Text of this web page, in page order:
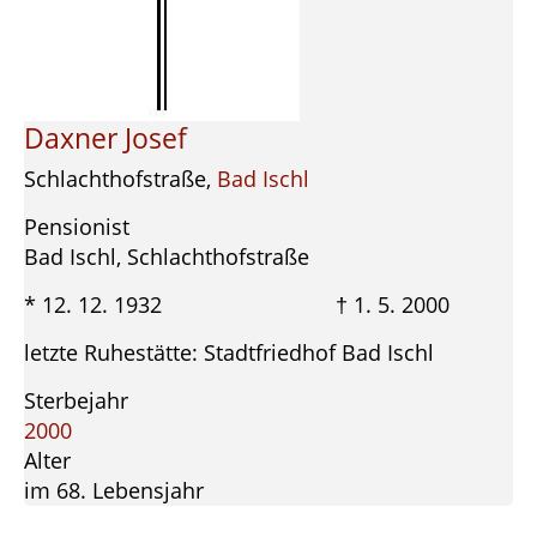
Daxner Josef
Schlachthofstraße, Bad Ischl
Pensionist
Bad Ischl, Schlachthofstraße
* 12. 12. 1932 † 1. 5. 2000
letzte Ruhestätte: Stadtfriedhof Bad Ischl
Sterbejahr
2000
Alter
im 68. Lebensjahr